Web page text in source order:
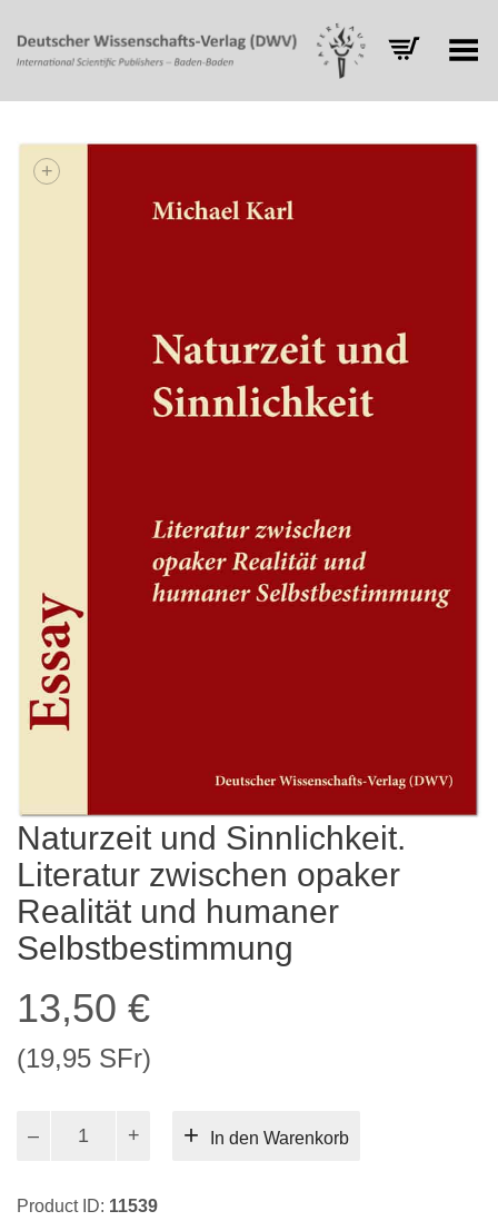
Toggle Menu
+
Naturzeit und Sinnlichkeit.
Literatur zwischen opaker
Realität und humaner
Selbstbestimmung
13,50 €
(19,95 SFr)
Literatur
In den Warenkorb
Product ID: 11539